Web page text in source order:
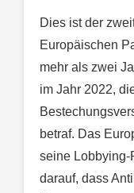
Dies ist der
Europäischen
mehr als zwei
im Jahr 2022,
betraf. Das
seine Lobbying-
darauf, dass